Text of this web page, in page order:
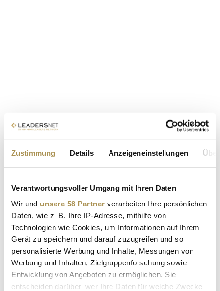
Zustimmung Details Anzeigeneinstellungen
Verantwortungsvoller Umgang mit Ihren Daten
Wir und unsere 58 Partner verarbeiten Ihre persönlichen
Daten, wie z. B. Ihre IP-Adresse, mithilfe von
Technologien wie Cookies, um Informationen auf Ihrem
Gerät zu speichern und darauf zuzugreifen und so
personalisierte Werbung und Inhalte, Messungen von
Werbung und Inhalten, Zielgruppenforschung sowie
Entwicklung von Angeboten zu ermöglichen. Sie
entscheiden darüber, wer Ihre Daten für welche Zwecke